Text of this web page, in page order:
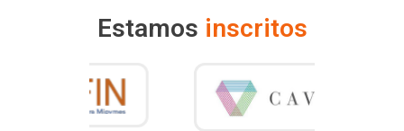
Estamos inscritos